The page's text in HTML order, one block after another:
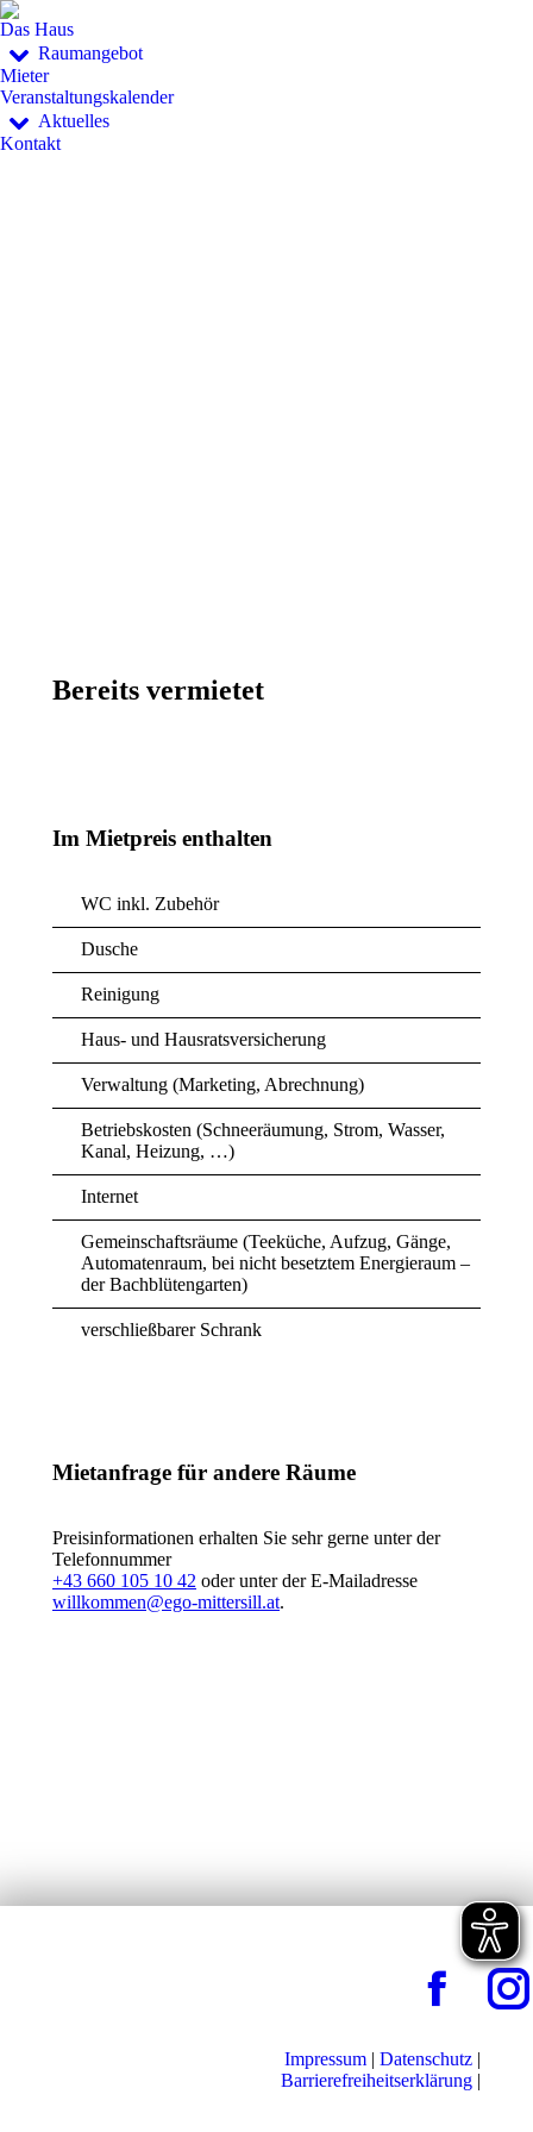
Das Haus
Raumangebot
Mieter
Veranstaltungskalender
Aktuelles
Kontakt
Bereits vermietet
Im Mietpreis enthalten
WC inkl. Zubehör
Dusche
Reinigung
Haus- und Hausratsversicherung
Verwaltung (Marketing, Abrechnung)
Betriebskosten (Schneeräumung, Strom, Wasser,
Kanal, Heizung, …)
Internet
Gemeinschaftsräume (Teeküche, Aufzug, Gänge,
Automatenraum, bei nicht besetztem Energieraum –
der Bachblütengarten)
verschließbarer Schrank
Mietanfrage für andere Räume
Preisinformationen erhalten Sie sehr gerne unter der
Telefonnummer
+43 660 105 10 42 oder unter der E-Mailadresse
willkommen@ego-mittersill.at.
Impressum | Datenschutz |
Barrierefreiheitserklärung |